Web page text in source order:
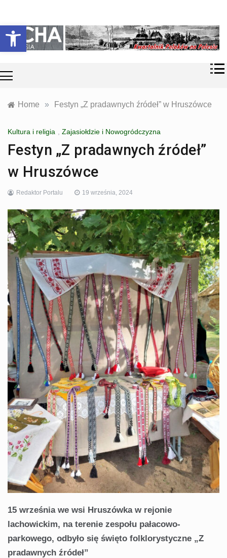
Otwórz pasek narzędzi
content
Echa
Polesia
współczesność
Polaków na
Polesiu.
Home » Festyn „Z pradawnych źródeł” w Hruszówce
Kultura i religia , Zajasiołdzie i Nowogródczyzna
Festyn „Z pradawnych źródeł”
w Hruszówce
Redaktor Portalu 19 września, 2024
15 września we wsi Hruszówka w rejonie
lachowickim, na terenie zespołu pałacowo-
parkowego, odbyło się święto folklorystyczne „Z
pradawnych źródeł”